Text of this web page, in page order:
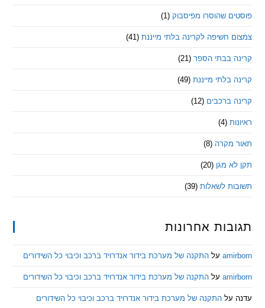
שהוסרו מפיסבוק (1)
חשיפה לקרינה בלתי מייננת (41)
בבתי הספר (21)
מייננת (49)
ברכבים (12)
(8)
מגן (20)
לשאלות (39)
אחרונות
עלהתקנה של מערכת בידור אנדרויד ברכב וכיבוי כל השידורים
עלהתקנה של מערכת בידור אנדרויד ברכב וכיבוי כל השידורים
התקנה של מערכת בידור אנדרויד ברכב וכיבוי כל השידורים